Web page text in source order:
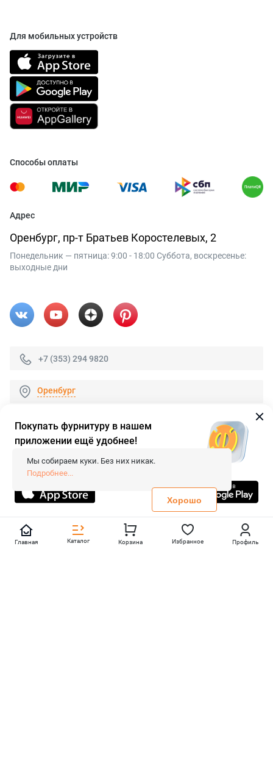
Для мобильных устройств
Способы оплаты
Адрес
Оренбург, пр-т Братьев Коростелевых, 2
Понедельник — пятница: 9:00 - 18:00 Суббота, воскресенье:
выходные дни
+7 (353) 294 9820
Оренбург
© 2026 «FieraShop.ru»
Сопровождение сайта
- Вебформат.
Все права защищены.
Не является публичной офертой
Политика конфиденциальности
Главная Каталог Корзина Избранное Профиль
Покупать фурнитуру в нашем
приложении ещё удобнее!
Мы собираем куки. Без них никак.
Подробнее...
Хорошо